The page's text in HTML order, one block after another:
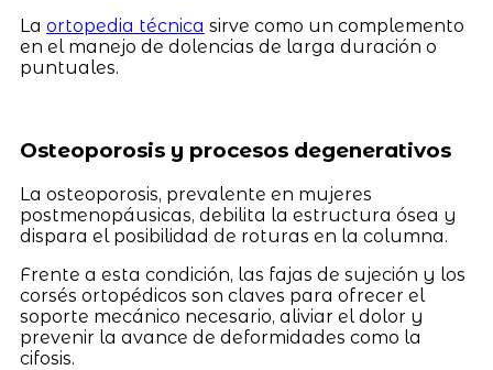
La ortopedia técnica sirve como un complemento
en el manejo de dolencias de larga duración o
puntuales.
Osteoporosis y procesos degenerativos
La osteoporosis, prevalente en mujeres
postmenopáusicas, debilita la estructura ósea y
dispara el posibilidad de roturas en la columna.
Frente a esta condición, las fajas de sujeción y los
corsés ortopédicos son claves para ofrecer el
soporte mecánico necesario, aliviar el dolor y
prevenir la avance de deformidades como la
cifosis.